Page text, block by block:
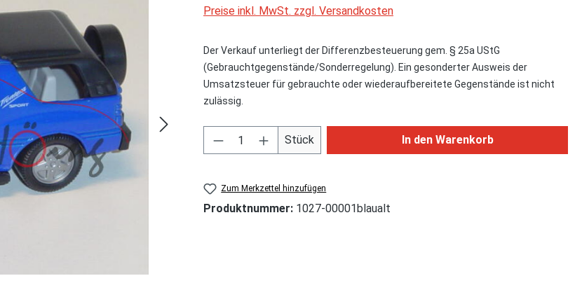
Preise inkl. MwSt. zzgl. Versandkosten
Der Verkauf unterliegt der Differenzbesteuerung gem. § 25a UStG
(Gebrauchtgegenstände/Sonderregelung). Ein gesonderter Ausweis der
Umsatzsteuer für gebrauchte oder wiederaufbereitete Gegenstände ist nicht
zulässig.
Produkt Anzahl: Gib den gewünschten Wert ein
Stück In den Warenkorb
Zum Merkzettel hinzufügen
Produktnummer: 1027-00001blaualt